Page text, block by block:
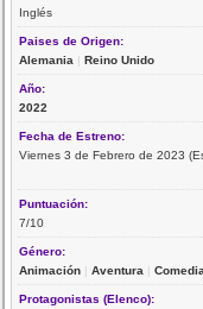
Inglés
Paises de Origen:
Alemania |Reino Unido
Año:
2022
Fecha de Estreno:
Viernes 3 de Febrero de 2023
Puntuación:
7/10
Género:
Animación |Aventura |Comedia
Protagonistas (Elenco):